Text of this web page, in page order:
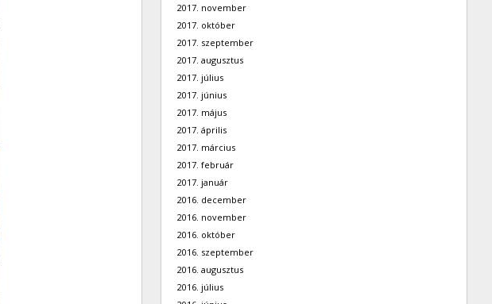
2017. november
2017. október
2017. szeptember
2017. augusztus
2017. július
2017. június
2017. május
2017. április
2017. március
2017. február
2017. január
2016. december
2016. november
2016. október
2016. szeptember
2016. augusztus
2016. július